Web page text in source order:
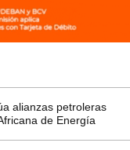
alianzas petroleras
de Energía